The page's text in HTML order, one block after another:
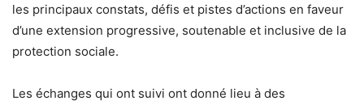
les principaux constats, défis et pistes d’actions en faveur
d’une extension progressive, soutenable et inclusive de la
protection sociale.
Les échanges qui ont suivi ont donné lieu à des